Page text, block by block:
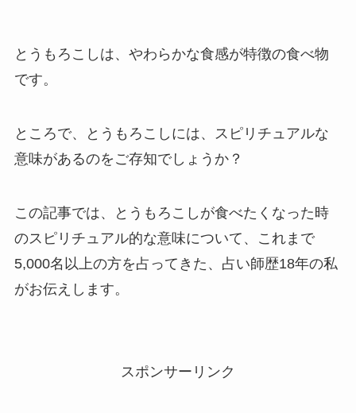
とうもろこしは、やわらかな食感が特徴の食べ物
です。
ところで、とうもろこしには、スピリチュアルな
意味があるのをご存知でしょうか？
この記事では、とうもろこしが食べたくなった時
のスピリチュアル的な意味について、これまで
5,000名以上の方を占ってきた、占い師歴18年の私
がお伝えします。
スポンサーリンク